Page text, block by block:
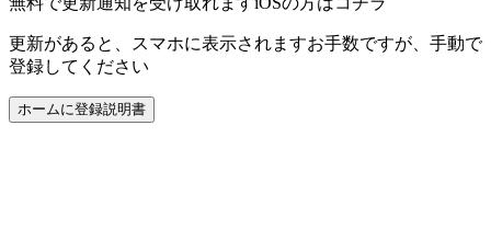
更新があると、スマホに表示されますお手数ですが、手動で
登録してください
ホームに登録説明書